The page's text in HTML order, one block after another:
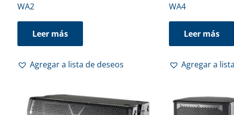
WA2
Leer más
Agregar a lista de deseos
WA4
Leer más
Agregar a